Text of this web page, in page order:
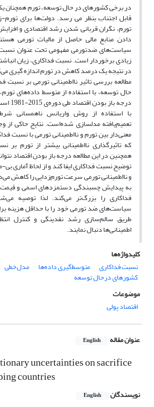
در برخی کشورهای در حال توسعه، تورم همچنان
قابل اجتناب بنظر می رسد. دولت‌ها برای تورم-
تورم، نگران قربانی شدن رشد اقتصادی و
دادن منابع مالی حاصل از مالیات تورمی
سیاست‌های ضدتورمی مفهومی تحت عنوان نسبت
زیادی برخوردار است. نسبت فداکاری، زیان
در نتیجه یک درصد کاهش در تورم اندازه گیری
حال توسعه، با استفاده از متوسط داده‌های تورم،
درجه
با استفاده از روش واریانس ناهمسانی
تعمیم‌یافته مدلسازی شده‌است. نتایج حاکی از
معنی‌دار بین تورم و نااطمینانی تورمی با نسبت
که تاثیرگذاری نااطمینانی بیشتر از تورم
همچنین در این مطالعه درجه باز بودن اقتصاد
توضیح نسبت فداکاری ایفا کند و از لحاظ آماری
و نااطمینانی تورمی سرعت تورم‌زدایی را کاهش
به پیدایش چسبندگی دستمزدهای اسمی و
فداکاری را بزرگ‌تر می‌کند. لذا توصیه
سیاست‌های ضد تورمی خود را با حداقل هزینه
طریق سالم‌سازی رشد نقدینگی و کنترل
اطمینانی‌ها دنبال نمایند.
کلیدواژه‌ها
نسبت فداکاری
متوسط‌گیری داده‌ها مدل‌خطی
کشورهای درحال توسعه
موضوعات
اقتصاد پولی
عنوان مقاله English
uncertainties on sacrifice
countries
نویسندگان English